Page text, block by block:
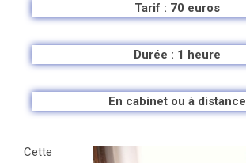
Tarif : 70 euros
Durée : 1 heure
En cabinet ou à distance
Cette